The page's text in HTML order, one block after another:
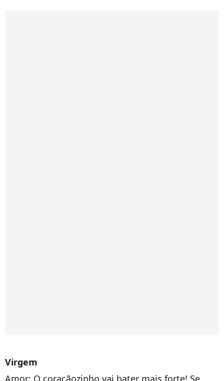
Virgem
Amor: O coraçãozinho vai bater mais forte! Se